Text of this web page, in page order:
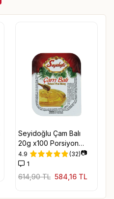
Seyidoğlu Çam Balı
20g x100 Porsiyon
Paket
4.9 (32)📷
1
584,16 TL
614,90 TL